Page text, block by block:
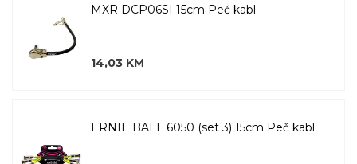
MXR DCP06SI 15cm Peč kabl
14,03 KM
ERNIE BALL 6050 (set 3) 15cm Peč kabl